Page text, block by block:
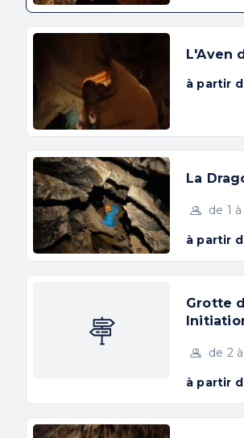
En choisissant nos sorties,
rivières souterraines et
souvenirs inoubliables.
Nos activités de
DÉCOUVERTE EN
FAMILLE (NIVEAU1)
Une première approche
et accessible aux familles sur
des parcours très simples
explorer à votre rythme et en
L'Aven
à partir
La
de 1
à partir
Grotte
de 2
à partir